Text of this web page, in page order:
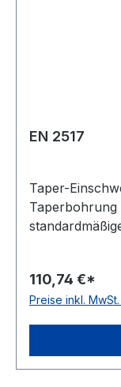
EN 2517
Taper-
Taperbohrung
Welle montiert
Schrauben
110,74 €*
Preise inkl.